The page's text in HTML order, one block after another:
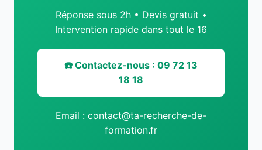
Réponse sous 2h • Devis gratuit •
Intervention rapide dans tout le 16
☎️ Contactez-nous : 09 72 13
18 18
Email : contact@ta-recherche-de-
formation.fr